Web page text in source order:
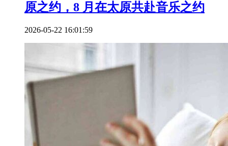
原之约，8 月在太原共赴音乐之约
2026-05-22 16:01:59